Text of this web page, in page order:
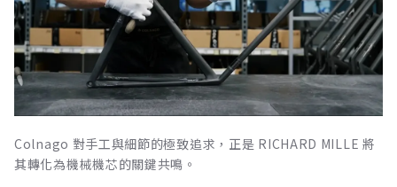
Colnago 對手工與細節的極致追求，正是 RICHARD MILLE 將
其轉化為機械機芯的關鍵共鳴。